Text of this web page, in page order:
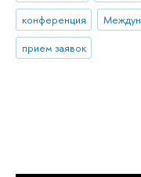
конференция
прием заявок